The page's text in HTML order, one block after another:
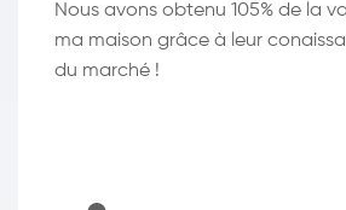
Nous avons obtenu 105% de la
ma maison grâce à leur
du marché !